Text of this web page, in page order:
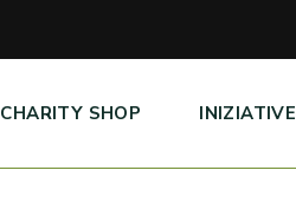
CHARITY SHOP INIZIATIVE